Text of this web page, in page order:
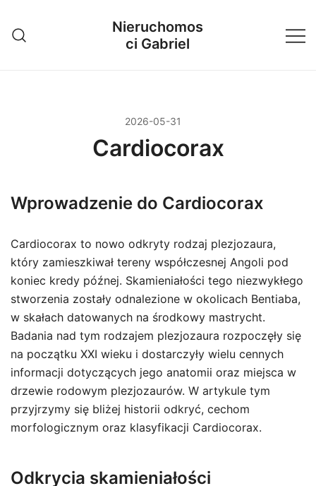
treści
Nieruchomos
ci Gabriel
2026-05-31
Cardiocorax
Wprowadzenie do Cardiocorax
Cardiocorax to nowo odkryty rodzaj plezjozaura,
który zamieszkiwał tereny współczesnej Angoli pod
koniec kredy późnej. Skamieniałości tego niezwykłego
stworzenia zostały odnalezione w okolicach Bentiaba,
w skałach datowanych na środkowy mastrycht.
Badania nad tym rodzajem plezjozaura rozpoczęły się
na początku XXI wieku i dostarczyły wielu cennych
informacji dotyczących jego anatomii oraz miejsca w
drzewie rodowym plezjozaurów. W artykule tym
przyjrzymy się bliżej historii odkryć, cechom
morfologicznym oraz klasyfikacji Cardiocorax.
Odkrycia skamieniałości